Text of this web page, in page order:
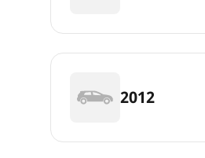
2012